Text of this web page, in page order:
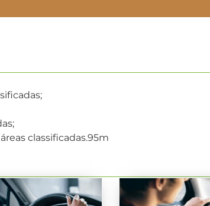
classificadas.95m